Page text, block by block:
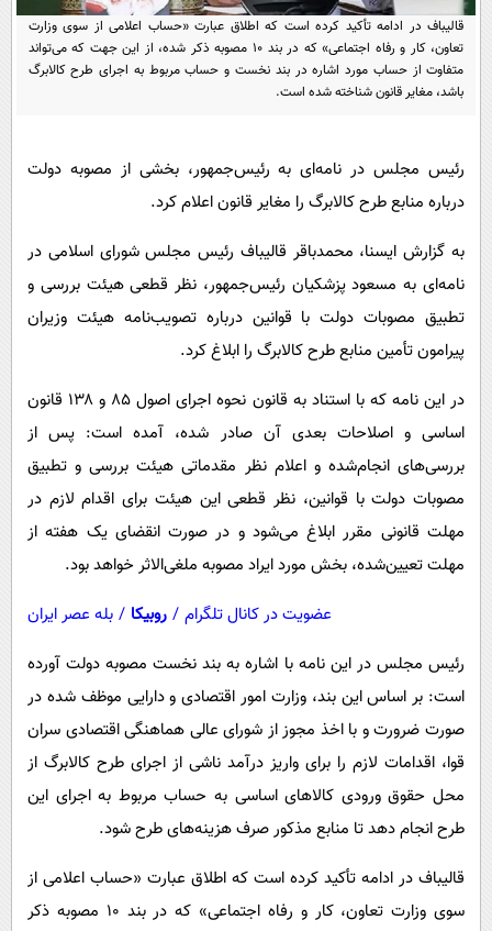
مجله تصویری سلاح
ورزش
سیاست
گوناگون
محیط زیست
سلامت
فرهنگی
حیات وحش
سیاست خارجی
خواندنی ها و دیدنی ها
داستان کوتاه
آشپزی
دانلود
آموزش زبان
قالیباف در ادامه تأکید کرده است که اطلاق عبارت «حساب اعلامی از سوی وزارت
تعاون، کار و رفاه اجتماعی» که در بند ۱۰ مصوبه ذکر شده، از این جهت که می‌تواند
متفاوت از حساب مورد اشاره در بند نخست و حساب مربوط به اجرای طرح کالابرگ
باشد، مغایر قانون شناخته شده است.
رئیس مجلس در نامه‌ای به رئیس‌جمهور، بخشی از مصوبه دولت
درباره منابع طرح کالابرگ را مغایر قانون اعلام کرد.
به گزارش ایسنا، محمدباقر قالیباف رئیس مجلس شورای اسلامی در
نامه‌ای به مسعود پزشکیان رئیس‌جمهور، نظر قطعی هیئت بررسی و
تطبیق مصوبات دولت با قوانین درباره تصویب‌نامه هیئت وزیران
پیرامون تأمین منابع طرح کالابرگ را ابلاغ کرد.
در این نامه که با استناد به قانون نحوه اجرای اصول ۸۵ و ۱۳۸ قانون
اساسی و اصلاحات بعدی آن صادر شده، آمده است: پس از
بررسی‌های انجام‌شده و اعلام نظر مقدماتی هیئت بررسی و تطبیق
مصوبات دولت با قوانین، نظر قطعی این هیئت برای اقدام لازم در
مهلت قانونی مقرر ابلاغ می‌شود و در صورت انقضای یک هفته از
مهلت تعیین‌شده، بخش مورد ایراد مصوبه ملغی‌الاثر خواهد بود.
عضویت در کانال تلگرام / روبیکا / بله عصر ایران
رئیس مجلس در این نامه با اشاره به بند نخست مصوبه دولت آورده
است: بر اساس این بند، وزارت امور اقتصادی و دارایی موظف شده در
صورت ضرورت و با اخذ مجوز از شورای عالی هماهنگی اقتصادی سران
قوا، اقدامات لازم را برای واریز درآمد ناشی از اجرای طرح کالابرگ از
محل حقوق ورودی کالاهای اساسی به حساب مربوط به اجرای این
طرح انجام دهد تا منابع مذکور صرف هزینه‌های طرح شود.
قالیباف در ادامه تأکید کرده است که اطلاق عبارت «حساب اعلامی از
سوی وزارت تعاون، کار و رفاه اجتماعی» که در بند ۱۰ مصوبه ذکر